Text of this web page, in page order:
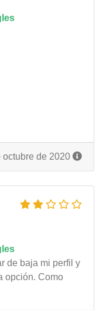
octubre de 2020
de baja mi perfil y
opción. Como